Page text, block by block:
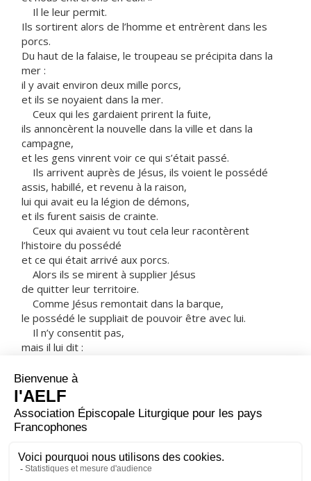
Il le leur permit.
Ils sortirent alors de l’homme et entrèrent dans les
porcs.
Du haut de la falaise, le troupeau se précipita dans la
mer :
il y avait environ deux mille porcs,
et ils se noyaient dans la mer.
Ceux qui les gardaient prirent la fuite,
ils annoncèrent la nouvelle dans la ville et dans la
campagne,
et les gens vinrent voir ce qui s’était passé.
Ils arrivent auprès de Jésus, ils voient le possédé
assis, habillé, et revenu à la raison,
lui qui avait eu la légion de démons,
et ils furent saisis de crainte.
Ceux qui avaient vu tout cela leur racontèrent
l’histoire du possédé
et ce qui était arrivé aux porcs.
Alors ils se mirent à supplier Jésus
de quitter leur territoire.
Comme Jésus remontait dans la barque,
le possédé le suppliait de pouvoir être avec lui.
Il n’y consentit pas,
mais il lui dit :
annonce-leur tout ce que le Seigneur
a fait pour toi dans sa miséricorde. »
Alors l’homme s’en alla,
il se mit à proclamer dans la région de la Décapole
ce que Jésus avait fait pour lui,
et tout le monde était dans l’admiration.
– Acclamons la Parole de Dieu.